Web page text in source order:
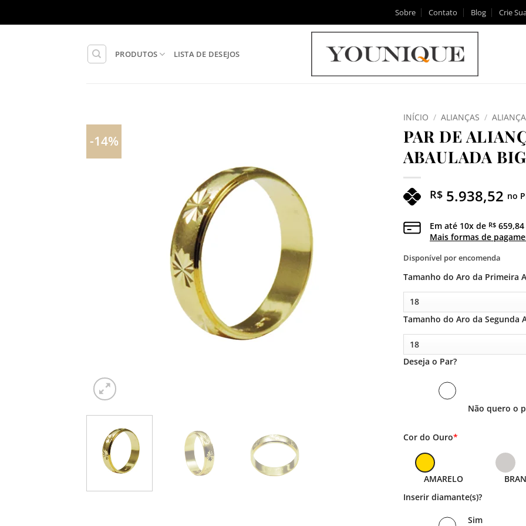
Sobre Contato Blog Crie
PRODUTOS LISTA DE DESEJOS
-14%
INÍCIO / ALIANÇAS /
PAR DE
ABAULADA
R$ 5.938,52 no
Em até 10x de R$ 659,84
Mais formas de
Disponível por encomenda
Tamanho do Aro da Primeira
Tamanho do Aro da Segunda
Deseja o Par?
Não quero o
*
Cor do Ouro
AMARELO
Inserir diamante(s)?
Sim